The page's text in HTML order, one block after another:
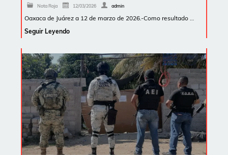
Nota Roja 12/03/2026 admin
Oaxaca de Juárez a 12 de marzo de 2026.-Como resultado …
Seguir Leyendo